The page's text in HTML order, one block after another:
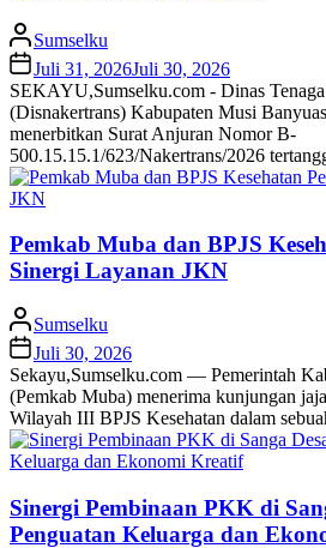
Sumselku
Juli 31, 2026Juli 30, 2026
SEKAYU,Sumselku.com - Dinas
(Disnakertrans) Kabupaten Musi
menerbitkan Surat Anjuran Nomor B-
500.15.15.1/623/Nakertrans/2026
Pemkab Muba dan BPJS
Sinergi Layanan JKN
Sumselku
Juli 30, 2026
Sekayu,Sumselku.com — Pemerintah
(Pemkab Muba) menerima kunjungan
Wilayah III BPJS Kesehatan dalam
Sinergi Pembinaan PKK di
Penguatan Keluarga dan